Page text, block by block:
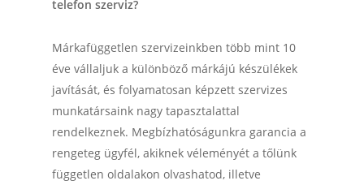
telefon szerviz?
Márkafüggetlen szervizeinkben több mint 10
éve vállaljuk a különböző márkájú készülékek
javítását, és folyamatosan képzett szervizes
munkatársaink nagy tapasztalattal
rendelkeznek. Megbízhatóságunkra garancia a
rengeteg ügyfél, akiknek véleményét a tőlünk
független oldalakon olvashatod, illetve